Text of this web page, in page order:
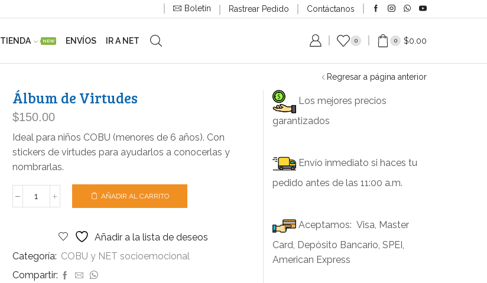
Boletín Rastrear Pedido Contáctanos
TIENDA NEW ENVÍOS IR A NET 0 0 $0.00
Regresar a página anterior
Álbum de Virtudes
$150.00
Ideal para niños COBU (menores de 6 años). Con
stickers de virtudes para ayudarlos a conocerlas y
nombrarlas.
AÑADIR AL CARRITO
Añadir a la lista de deseos
Categoría: COBU y NET socioemocional
Compartir:
Los mejores precios
garantizados
Envío inmediato si haces tu
pedido antes de las 11:00 a.m.
Aceptamos: Visa, Master
Card, Depósito Bancario, SPEI,
American Express